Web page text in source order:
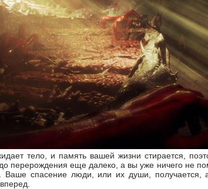
тело, и память вашей жизни стирается,
перерождения еще далеко, а вы уже ничего не
Ваше спасение люди, или их души,